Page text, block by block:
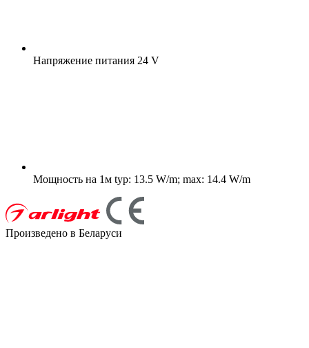
Напряжение питания 24 V
Мощность на 1м typ: 13.5 W/m; max: 14.4 W/m
Произведено в Беларуси